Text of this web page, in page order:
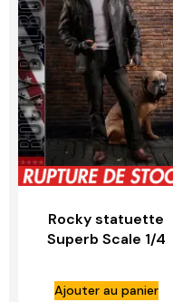
Rocky statuette
Superb Scale 1/4
BLITZWAY
Ajouter au panier